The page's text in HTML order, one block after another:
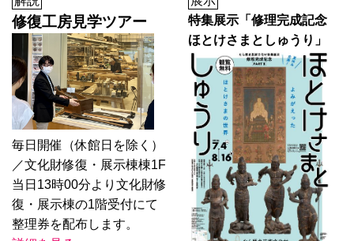
修復工房見学ツアー
毎日開催（休館日を除く）
／文化財修復・展示棟棟1F
当日13時00分より文化財修
復・展示棟の1階受付にて
整理券を配布します。
特集展示「修理完成記念
ほとけさまとしゅうり」